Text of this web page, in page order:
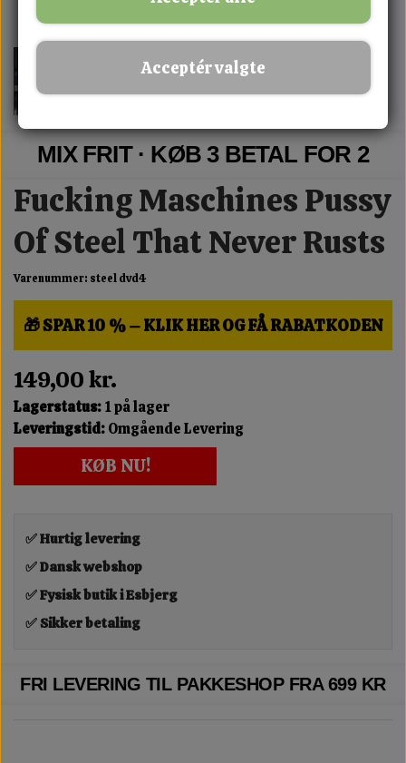
MIX FRIT · KØB 3 BETAL FOR 2
Fucking Maschines Pussy
Of Steel That Never Rusts
Varenummer: steel dvd4
🎁 SPAR 10 % – KLIK HER OG FÅ RABATKODEN
149,00 kr.
Lagerstatus:1 på lager
Leveringstid:Omgående Levering
KØB NU!
✅ Hurtig levering
✅ Dansk webshop
✅ Fysisk butik i Esbjerg
✅ Sikker betaling
FRI LEVERING TIL PAKKESHOP FRA 699 KR
Acceptér valgte